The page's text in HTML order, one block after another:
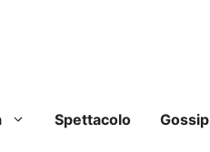
Spettacolo Gossip